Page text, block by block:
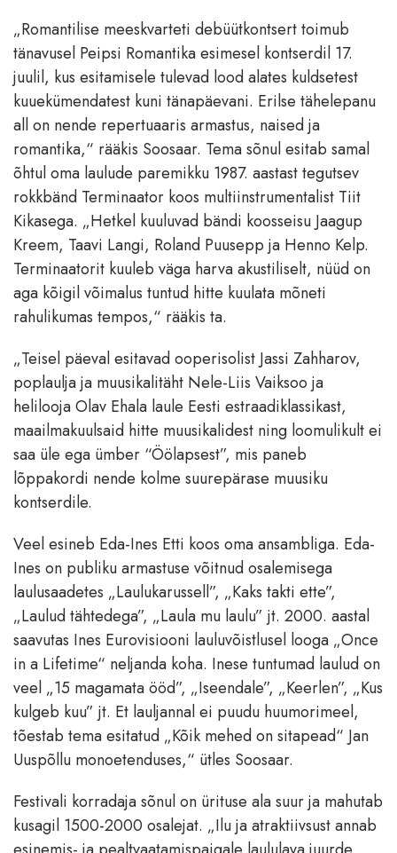
„Romantilise meeskvarteti debüütkontsert toimub
tänavusel Peipsi Romantika esimesel kontserdil 17.
juulil, kus esitamisele tulevad lood alates kuldsetest
kuuekümendatest kuni tänapäevani. Erilse tähelepanu
all on nende repertuaaris armastus, naised ja
romantika,“ rääkis Soosaar. Tema sõnul esitab samal
õhtul oma laulude paremikku 1987. aastast tegutsev
rokkbänd Terminaator koos multiinstrumentalist Tiit
Kikasega. „Hetkel kuuluvad bändi koosseisu Jaagup
Kreem, Taavi Langi, Roland Puusepp ja Henno Kelp.
Terminaatorit kuuleb väga harva akustiliselt, nüüd on
aga kõigil võimalus tuntud hitte kuulata mõneti
rahulikumas tempos,“ rääkis ta.
„Teisel päeval esitavad ooperisolist Jassi Zahharov,
poplaulja ja muusikalitäht Nele-Liis Vaiksoo ja
helilooja Olav Ehala laule Eesti estraadiklassikast,
maailmakuulsaid hitte muusikalidest ning loomulikult ei
saa üle ega ümber “Öölapsest”, mis paneb
lõppakordi nende kolme suurepärase muusiku
kontserdile.
Veel esineb Eda-Ines Etti koos oma ansambliga. Eda-
Ines on publiku armastuse võitnud osalemisega
laulusaadetes „Laulukarussell”, „Kaks takti ette”,
„Laulud tähtedega”, „Laula mu laulu” jt. 2000. aastal
saavutas Ines Eurovisiooni lauluvõistlusel looga „Once
in a Lifetime“ neljanda koha. Inese tuntumad laulud on
veel „15 magamata ööd”, „Iseendale”, „Keerlen”, „Kus
kulgeb kuu” jt. Et lauljannal ei puudu huumorimeel,
tõestab tema esitatud „Kõik mehed on sitapead“ Jan
Uuspõllu monoetenduses,“ ütles Soosaar.
Festivali korradaja sõnul on ürituse ala suur ja mahutab
kusagil 1500-2000 osalejat. „Ilu ja atraktiivsust annab